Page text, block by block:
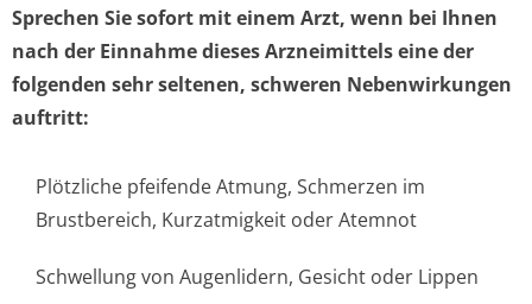
Sprechen Sie sofort mit einem Arzt, wenn bei Ihnen
nach der Einnahme dieses Arzneimittels eine der
folgenden sehr seltenen, schweren Nebenwirkungen
auftritt:
Plötzliche pfeifende Atmung, Schmerzen im
Brustbereich, Kurzatmigkeit oder Atemnot
Schwellung von Augenlidern, Gesicht oder Lippen